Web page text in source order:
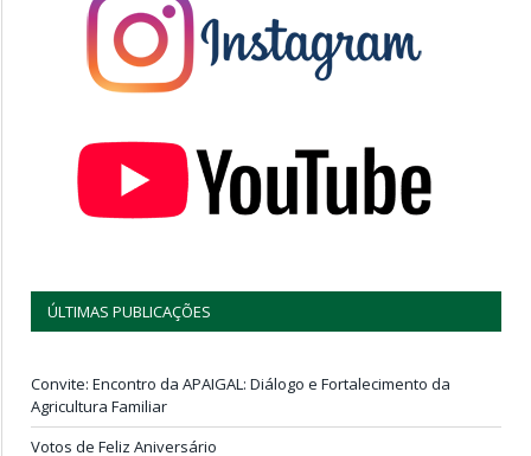
ÚLTIMAS PUBLICAÇÕES
Convite: Encontro da APAIGAL: Diálogo e Fortalecimento da
Agricultura Familiar
Votos de Feliz Aniversário